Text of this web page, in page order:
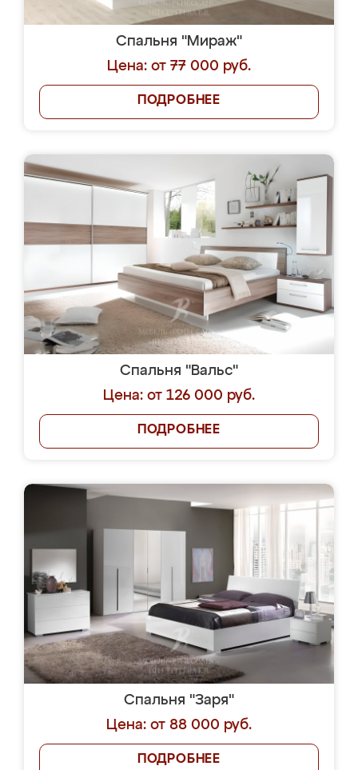
Спальня "Мираж"
Цена: от 77 000 руб.
ПОДРОБНЕЕ
Спальня "Вальс"
Цена: от 126 000 руб.
ПОДРОБНЕЕ
Спальня "Заря"
Цена: от 88 000 руб.
ПОДРОБНЕЕ